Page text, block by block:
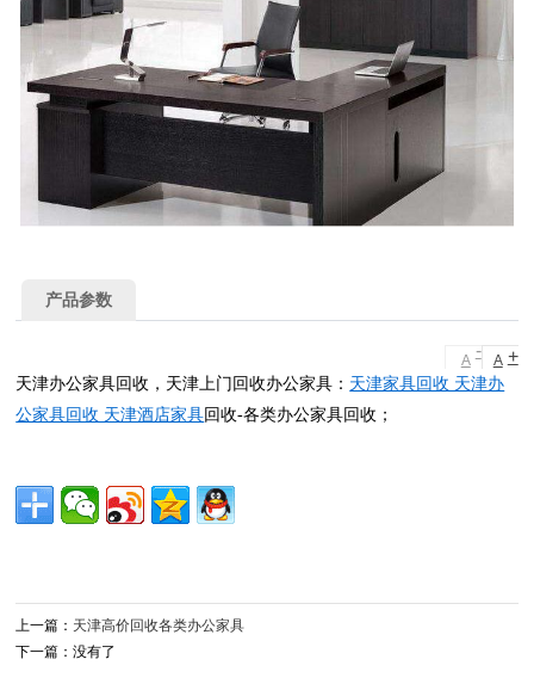
产品参数
A - A +
天津办公家具回收，天津上门回收办公家具： 天津家具回收 天津办
公家具回收 天津酒店家具回收-各类办公家具回收；
上一篇： 天津高价回收各类办公家具
下一篇：没有了